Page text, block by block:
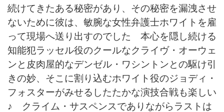
続けてきたある秘密があり、その秘密を漏洩させ
ないために彼は、敏腕な女性弁護士ホワイトを雇
って現場へ送り出すのでした 本心を隠し続ける
知能犯ラッセル役のクールなクライヴ・オーウェ
ンと皮肉屋的なデンゼル・ワシントンとの駆け引
きの妙、そこに割り込むホワイト役のジョディ・
フォスターがみせるしたたかな演技合戦も楽しい
♪ クライム・サスペンスでありながらラストは